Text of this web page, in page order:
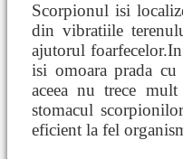
Scorpionul isi
din vibratiile
ajutorul foarfecelor.In
isi omoara prada
aceea nu trece
stomacul
eficient la fel